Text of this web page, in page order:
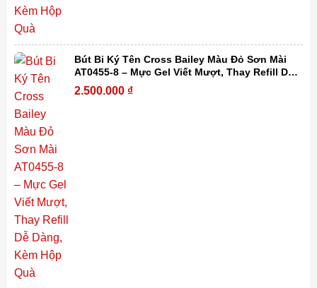
Bút Bi Ký Tên Cross Bailey Màu Đỏ Sơn Mài
AT0455-8 – Mực Gel Viết Mượt, Thay Refill Dễ
Dàng, Kèm Hộp Quà
2.500.000 ₫